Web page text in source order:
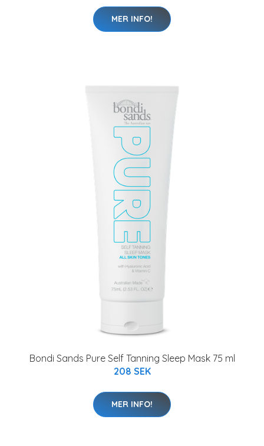
MER INFO!
Bondi Sands Pure Self Tanning Sleep Mask 75 ml
208 SEK
MER INFO!